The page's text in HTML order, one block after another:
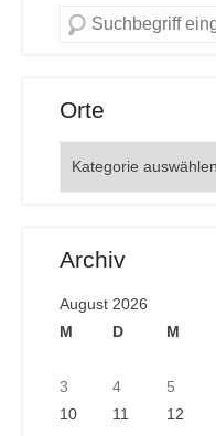
Orte
Archiv
August 2026
M
D M
3
4 5
10
11 12